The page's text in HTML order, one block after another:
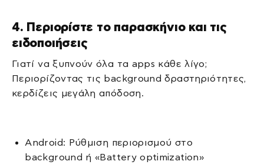
4. Περιορίστε το παρασκήνιο και τις
ειδοποιήσεις
Γιατί να ξυπνούν όλα τα apps κάθε λίγο;
Περιορίζοντας τις background δραστηριότητες,
κερδίζεις μεγάλη απόδοση.
Android: Ρύθμιση περιορισμού στο
background ή «Battery optimization»